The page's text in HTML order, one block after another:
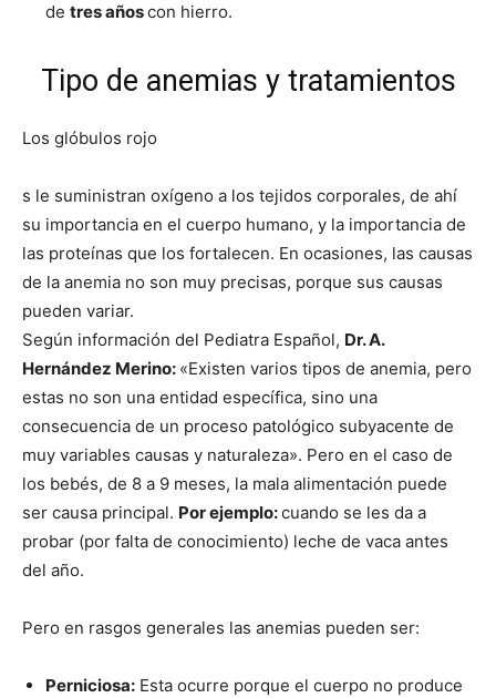
de tres añoscon hierro.
Tipo de anemias y tratamientos
Los glóbulos rojo
s le suministran oxígeno a los tejidos corporales, de ahí
su importancia en el cuerpo humano, y la importancia de
las proteínas que los fortalecen. En ocasiones, las causas
de la anemia no son muy precisas, porque sus causas
pueden variar.
Según información del Pediatra Español, Dr. A.
Hernández Merino: «Existen varios tipos de anemia, pero
estas no son una entidad específica, sino una
consecuencia de un proceso patológico subyacente de
muy variables causas y naturaleza». Pero en el caso de
los bebés, de 8 a 9 meses, la mala alimentación puede
ser causa principal. Por ejemplo:cuando se les da a
probar (por falta de conocimiento) leche de vaca antes
del año.
Pero en rasgos generales las anemias pueden ser:
Perniciosa: Esta ocurre porque el cuerpo no produce